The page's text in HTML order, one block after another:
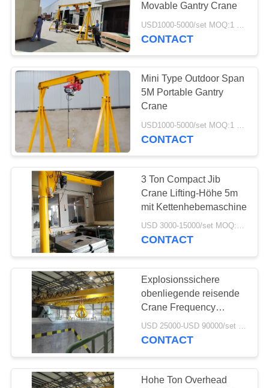
ZITAT
SITEMAP
PRIVACY
POLICY
tragbarer Portalkran
64
Elektroseilzug
Elektro-Kettenzug
20
Movable Gantry Crane
CONTACT
Mini Type Outdoor Span
5M Portable Gantry
Crane
USD1000-5000/set MOQ:1 Satz
CONTACT
3 Ton Compact Jib
Crane Lifting-Höhe 5m
mit Kettenhebemaschine
USD 3000-15000/set MOQ:1 Satz
CONTACT
Explosionssichere
obenliegende reisende
Crane Frequency
Control Of Motor
Geschwindigkeit 80T
USD 25000-USD 90000/set MOQ:1 Satz
CONTACT
Hohe Ton Overhead